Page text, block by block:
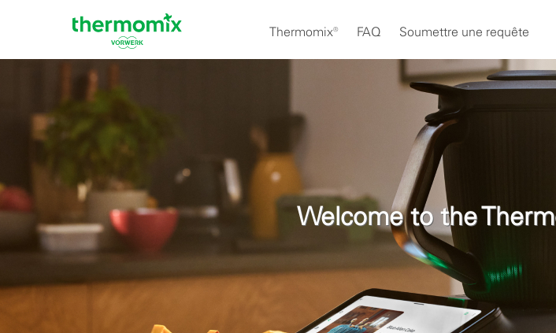
Thermomix® FAQ Soumettre une requête
Welcome to the